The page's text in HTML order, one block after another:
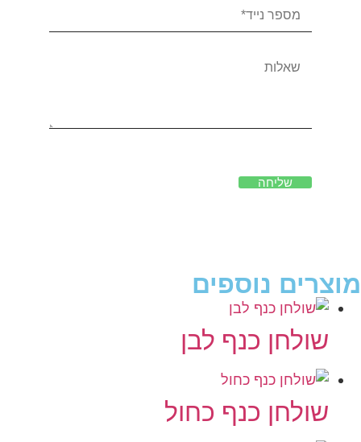
שליחה
מוצרים נוספים
שולחן כנף לבן
שולחן כנף כחול